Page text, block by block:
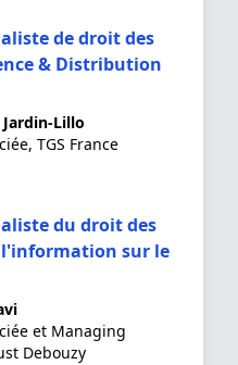
de droit des
& Distribution
Lillo
TGS France
du droit des
sur le
et Managing
Debouzy